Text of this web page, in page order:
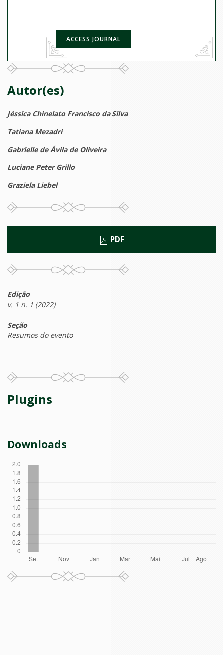
ACCESS JOURNAL
Autor(es)
Jéssica Chinelato Francisco da Silva
Tatiana Mezadri
Gabrielle de Ávila de Oliveira
Luciane Peter Grillo
Graziela Liebel
PDF
Edição
v. 1 n. 1 (2022)
Seção
Resumos do evento
Plugins
Downloads